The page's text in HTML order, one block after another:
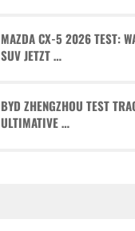
MAZDA CX-5 2026 TEST:
SUV JETZT …
BYD ZHENGZHOU TEST
ULTIMATIVE …